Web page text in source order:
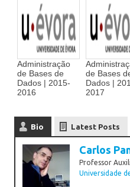
Administração
de Bases de
Dados | 2015-
2016
de Bases
Dados |
2017
Bio Latest Posts
Carlos
Professor
Universidade